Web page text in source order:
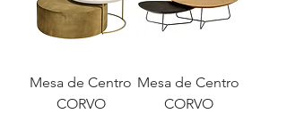
Mesa de Centro
CORVO
Mesa de Centro
CORVO